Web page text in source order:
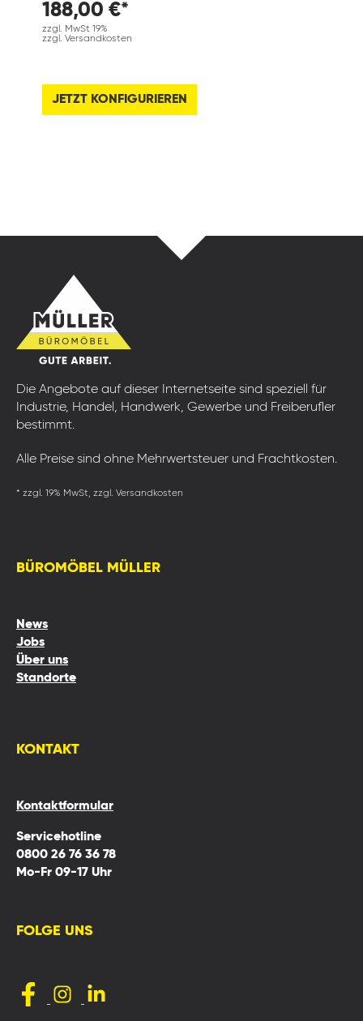
188,00 €*
zzgl. MwSt 19%
zzgl. Versandkosten
JETZT KONFIGURIEREN
Die Angebote auf dieser Internetseite sind speziell für
Industrie, Handel, Handwerk, Gewerbe und Freiberufler
bestimmt.
Alle Preise sind ohne Mehrwertsteuer und Frachtkosten.
* zzgl. 19% MwSt, zzgl. Versandkosten
BÜROMÖBEL MÜLLER
News
Jobs
Über uns
Standorte
KONTAKT
Kontaktformular
Servicehotline
0800 26 76 36 78
Mo-Fr 09-17 Uhr
FOLGE UNS